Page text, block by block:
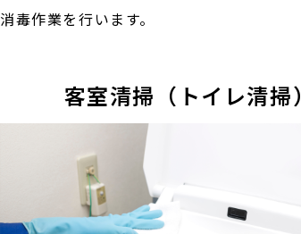
消毒作業を行います。
客室清掃（トイレ清掃）